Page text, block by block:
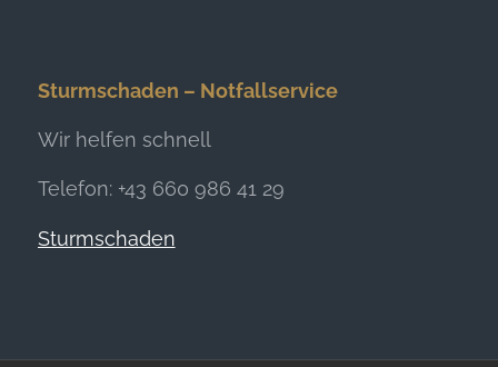
Sturmschaden – Notfallservice
Wir helfen schnell
Telefon: +43 660 986 41 29
Sturmschaden